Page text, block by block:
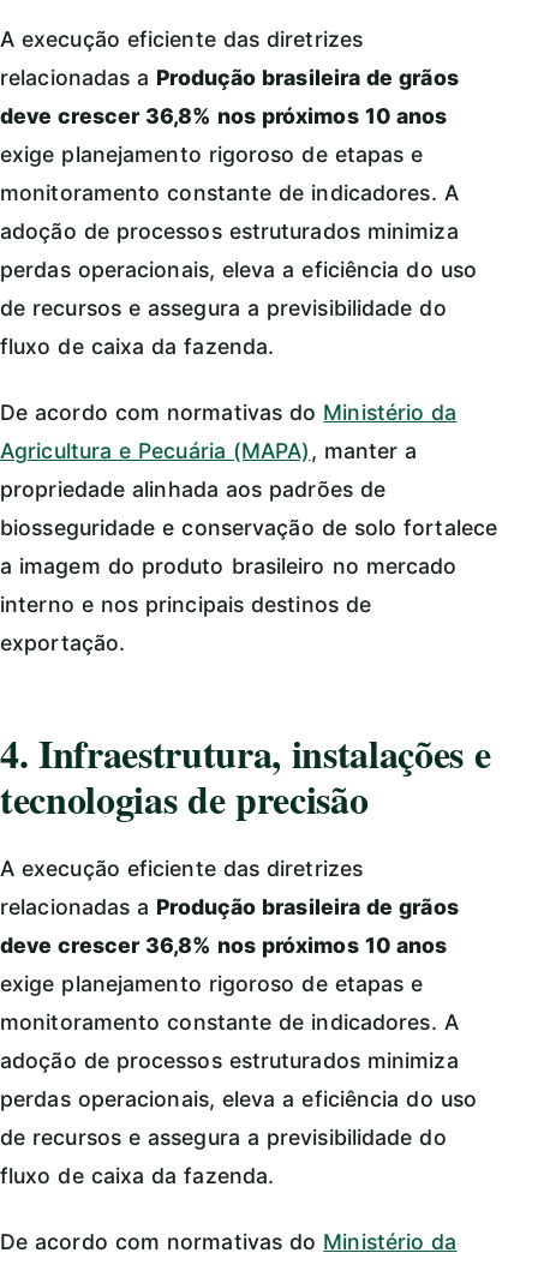
A execução eficiente das diretrizes
relacionadas a Produção brasileira de grãos
deve crescer 36,8% nos próximos 10 anos
exige planejamento rigoroso de etapas e
monitoramento constante de indicadores. A
adoção de processos estruturados minimiza
perdas operacionais, eleva a eficiência do uso
de recursos e assegura a previsibilidade do
fluxo de caixa da fazenda.
De acordo com normativas do Ministério da
Agricultura e Pecuária (MAPA), manter a
propriedade alinhada aos padrões de
biosseguridade e conservação de solo fortalece
a imagem do produto brasileiro no mercado
interno e nos principais destinos de
exportação.
4. Infraestrutura, instalações e
tecnologias de precisão
A execução eficiente das diretrizes
relacionadas a Produção brasileira de grãos
deve crescer 36,8% nos próximos 10 anos
exige planejamento rigoroso de etapas e
monitoramento constante de indicadores. A
adoção de processos estruturados minimiza
perdas operacionais, eleva a eficiência do uso
de recursos e assegura a previsibilidade do
fluxo de caixa da fazenda.
De acordo com normativas do Ministério da